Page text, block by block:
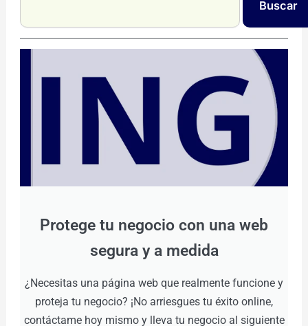
Buscar
Protege tu negocio con una web
segura y a medida
¿Necesitas una página web que realmente funcione y
proteja tu negocio? ¡No arriesgues tu éxito online,
contáctame hoy mismo y lleva tu negocio al siguiente